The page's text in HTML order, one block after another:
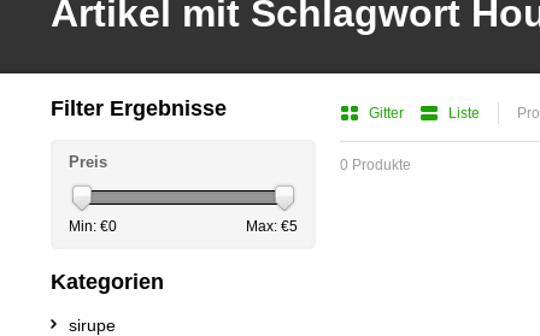
Artikel mit Schlagwort
Gitter Liste
0 Produkte
Filter Ergebnisse
Preis
Min: €0 Max: €5
Kategorien
sirupe